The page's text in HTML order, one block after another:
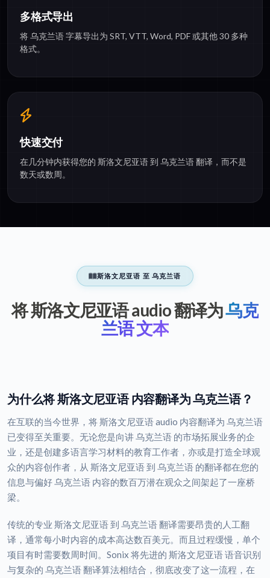
多格式导出
将 乌克兰语 字幕导出为 SRT, VTT, Word, PDF 或其他 30 多种
格式。
快速交付
在几分钟内获得您的 斯洛文尼亚语 到 乌克兰语 翻译，而不是
数天或数周。
斯洛文尼亚语 至 乌克兰语
将 斯洛文尼亚语 audio 翻译为乌克
兰语 文本
为什么将 斯洛文尼亚语 内容翻译为 乌克兰语？
在互联的当今世界，将 斯洛文尼亚语 audio 内容翻译为 乌克兰语
已变得至关重要。无论您是向讲 乌克兰语 的市场拓展业务的企
业，还是创建多语言学习材料的教育工作者，亦或是打造全球观
众的内容创作者，从 斯洛文尼亚语 到 乌克兰语 的翻译都在您的
信息与偏好 乌克兰语 内容的数百万潜在观众之间架起了一座桥
梁。
传统的专业 斯洛文尼亚语 到 乌克兰语 翻译需要昂贵的人工翻
译，通常每小时内容的成本高达数百美元。而且过程缓慢，单个
项目有时需要数周时间。Sonix 将先进的 斯洛文尼亚语 语音识别
与复杂的 乌克兰语 翻译算法相结合，彻底改变了这一流程，在